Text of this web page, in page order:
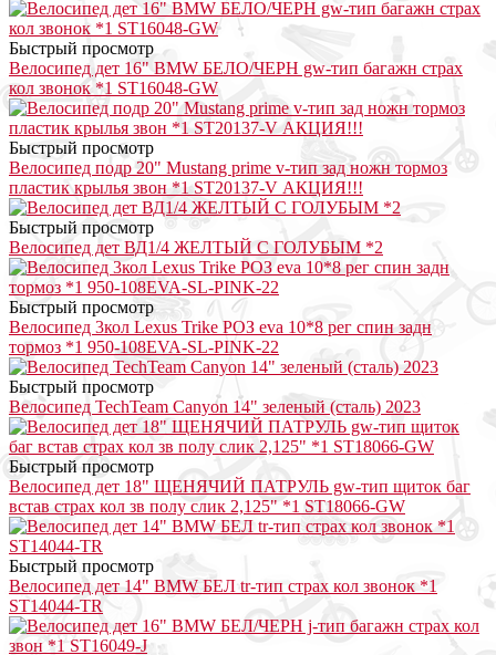
Быстрый просмотр
Велосипед дет 16" BMW БЕЛО/ЧЕРН gw-тип багажн страх
кол звонок *1 ST16048-GW
Быстрый просмотр
Велосипед подр 20" Mustang prime v-тип зад ножн тормоз
пластик крылья звон *1 ST20137-V АКЦИЯ!!!
Быстрый просмотр
Велосипед дет ВД1/4 ЖЕЛТЫЙ С ГОЛУБЫМ *2
Быстрый просмотр
Велосипед 3кол Lexus Trike РОЗ eva 10*8 рег спин задн
тормоз *1 950-108EVA-SL-PINK-22
Быстрый просмотр
Велосипед TechTeam Canyon 14" зеленый (сталь) 2023
Быстрый просмотр
Велосипед дет 18" ЩЕНЯЧИЙ ПАТРУЛЬ gw-тип щиток баг
встав страх кол зв полу слик 2,125" *1 ST18066-GW
Быстрый просмотр
Велосипед дет 14" BMW БЕЛ tr-тип страх кол звонок *1
ST14044-TR